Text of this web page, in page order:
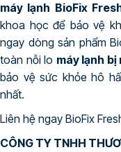
máy lạnh BioFix
khoa học để bảo vệ
ngay dòng sản phẩm
toàn nỗi lo máy lạnh bị
bảo vệ sức khỏe hô
nhất.
Liên hệ ngay BioFix
CÔNG TY TNHH